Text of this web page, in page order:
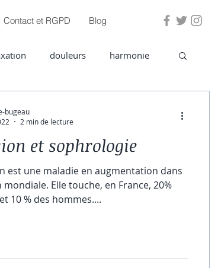
Contact et RGPD Blog
douleurs harmonie
et sophrologie
est une maladie en augmentation dans
Elle touche, en France, 20%
10 % des hommes....
bugeau
2 min de lecture